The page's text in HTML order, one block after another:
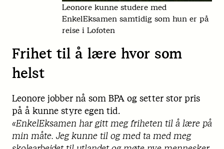
Leonore kunne studere med
EnkelEksamen samtidig som hun er på
reise i Lofoten
Frihet til å lære hvor som
helst
Leonore jobber nå som BPA og setter stor pris
på å kunne styre egen tid.
«EnkelEksamen har gitt meg friheten til å lære på
min måte. Jeg kunne til og med ta med meg